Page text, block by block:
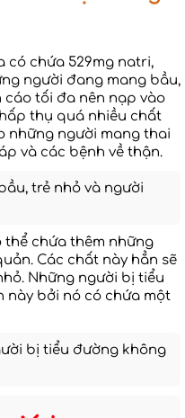
có chứa 529mg natri,
người đang mang bầu,
cáo tối đa nên nạp vào
thụ quá nhiều chất
những người mang thai
và các bệnh về thận.
trẻ nhỏ và người
thể chứa thêm những
Các chất này hẳn sẽ
Những người bị tiểu
này bởi nó có chứa một
bị tiểu đường không